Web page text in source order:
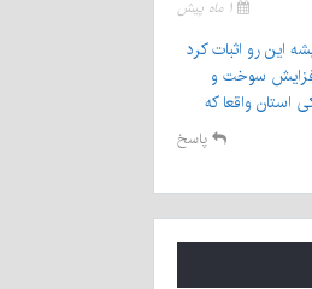
این رو اثبات کرد
افزایش سوخت و
استان واقعا که
پاسخ